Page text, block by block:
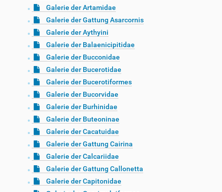
Galerie der Artamidae
Galerie der Gattung Asarcornis
Galerie der Aythyini
Galerie der Balaenicipitidae
Galerie der Bucconidae
Galerie der Bucerotidae
Galerie der Bucerotiformes
Galerie der Bucorvidae
Galerie der Burhinidae
Galerie der Buteoninae
Galerie der Cacatuidae
Galerie der Gattung Cairina
Galerie der Calcariidae
Galerie der Gattung Callonetta
Galerie der Capitonidae